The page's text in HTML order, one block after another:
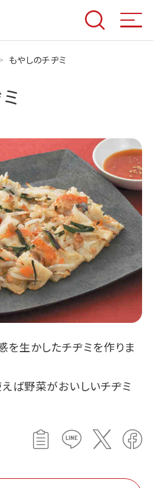
もやしのチヂミ
を生かしたチヂミを作りま
ば野菜がおいしいチヂミ